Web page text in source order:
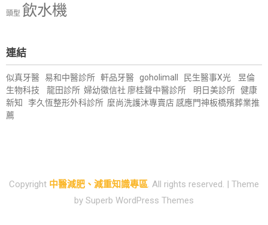
頭型 飲水機
連結
似真牙醫 易和中醫診所 軒品牙醫 goholimall 民生醫事X光
昱倫
生物科技
龍田診所 婦幼徵信社 廖桂聲中醫診所 明日美診所 健康
新知
李久恆整形外科診所 麼尚洗護沐專賣店 感應門神板橋殯葬業推
薦
Copyright 中醫減肥、減重知識專區 . All rights reserved. | Theme
by Superb WordPress Themes